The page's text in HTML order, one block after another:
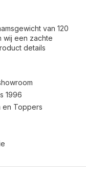
van 120
wij een zachte
details
1996
en Toppers